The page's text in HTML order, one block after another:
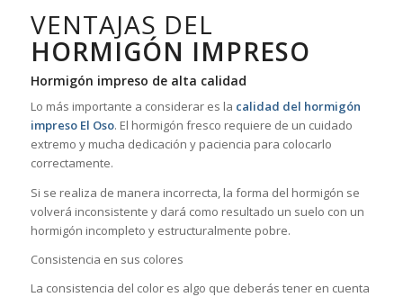
VENTAJAS DEL
HORMIGÓN IMPRESO
Hormigón impreso de alta calidad
Lo más importante a considerar es la calidad del hormigón
impreso El Oso. El hormigón fresco requiere de un cuidado
extremo y mucha dedicación y paciencia para colocarlo
correctamente.
Si se realiza de manera incorrecta, la forma del hormigón se
volverá inconsistente y dará como resultado un suelo con un
hormigón incompleto y estructuralmente pobre.
Consistencia en sus colores
La consistencia del color es algo que deberás tener en cuenta